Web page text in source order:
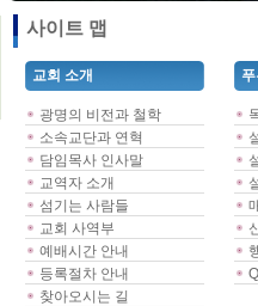
사이트 맵
교회 소개
광명의 비전과 철학
소속교단과 연혁
담임목사 인사말
교역자 소개
섬기는 사람들
교회 사역부
예배시간 안내
등록절차 안내
찾아오시는 길
푸